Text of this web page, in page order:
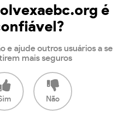
é
e ajude outros usuários a se
mais seguros
Não